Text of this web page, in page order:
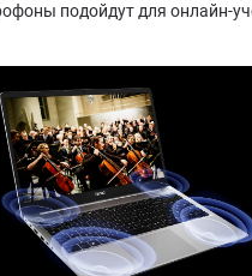
подойдут для онлайн-